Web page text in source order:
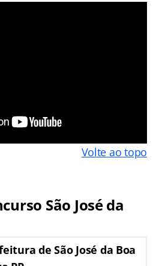
Volte ao topo
São José da
de São José da Boa